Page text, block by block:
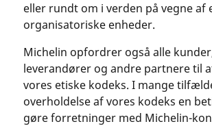
eller rundt om i verden på vegne af
organisatoriske enheder.
Michelin opfordrer også alle
leverandører og andre partnere til
vores etiske kodeks. I mange
overholdelse af vores kodeks en
gøre forretninger med Michelin-